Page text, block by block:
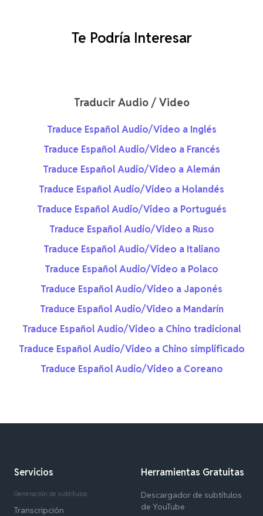
Te Podría Interesar
Traducir Audio / Video
Traduce Español Audio/Video a Inglés
Traduce Español Audio/Video a Francés
Traduce Español Audio/Video a Alemán
Traduce Español Audio/Video a Holandés
Traduce Español Audio/Video a Portugués
Traduce Español Audio/Video a Ruso
Traduce Español Audio/Video a Italiano
Traduce Español Audio/Video a Polaco
Traduce Español Audio/Video a Japonés
Traduce Español Audio/Video a Mandarín
Traduce Español Audio/Video a Chino tradicional
Traduce Español Audio/Video a Chino simplificado
Traduce Español Audio/Video a Coreano
Servicios
Generación de subtítulos
Transcripción
Herramientas Gratuitas
Descargador de subtítulos
de YouTube